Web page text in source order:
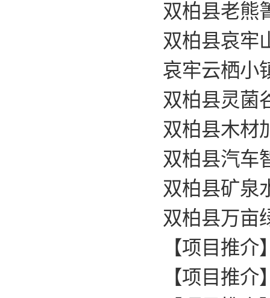
双柏县老熊
双柏县哀牢
哀牢云栖小
双柏县灵菌
双柏县木材
双柏县汽车
双柏县矿泉
双柏县万亩
【项目推
【项目推